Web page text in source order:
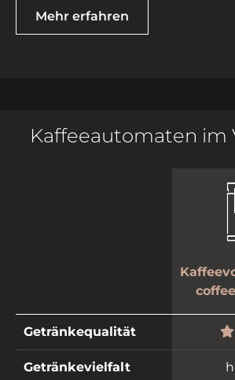
Mehr erfahren
Kaffeeautomaten im
Getränkequalität
Getränkevielfalt